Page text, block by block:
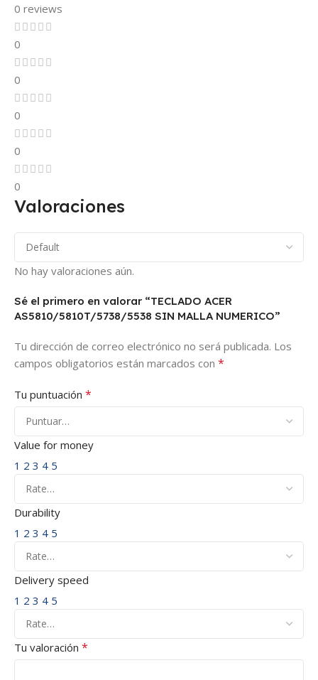
0 reviews
0
0
0
0
0
Valoraciones
No hay valoraciones aún.
Sé el primero en valorar “TECLADO ACER
AS5810/5810T/5738/5538 SIN MALLA NUMERICO”
Tu dirección de correo electrónico no será publicada. Los
campos obligatorios están marcados con *
Tu puntuación *
Value for money
1 2 3 4 5
Durability
1 2 3 4 5
Delivery speed
1 2 3 4 5
Tu valoración *